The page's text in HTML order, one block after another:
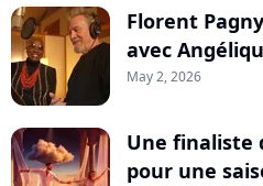
Florent
avec
May 2, 2026
Une finaliste
pour une